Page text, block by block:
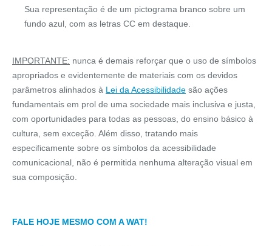
Sua representação é de um pictograma branco sobre um
fundo azul, com as letras CC em destaque.
IMPORTANTE: nunca é demais reforçar que o uso de símbolos
apropriados e evidentemente de materiais com os devidos
parâmetros alinhados à Lei da Acessibilidade são ações
fundamentais em prol de uma sociedade mais inclusiva e justa,
com oportunidades para todas as pessoas, do ensino básico à
cultura, sem exceção. Além disso, tratando mais
especificamente sobre os símbolos da acessibilidade
comunicacional, não é permitida nenhuma alteração visual em
sua composição.
FALE HOJE MESMO COM A WAT!